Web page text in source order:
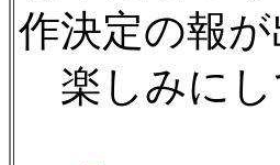
作決定の報
楽しみにし